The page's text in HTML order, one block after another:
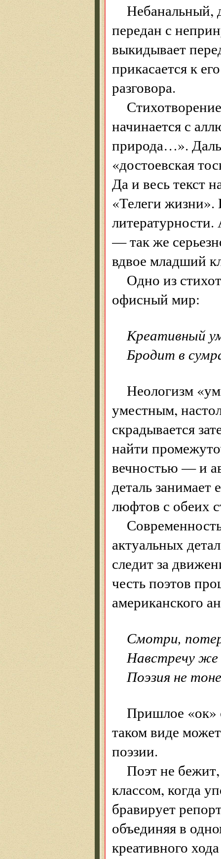
Небанальный,
передан с
выкидывает
прикасается к
разговора.
начинается с
природа…».
«достоевская
Да и весь текст
«Телеги
— так же
вдвое младший
Одно из
офисный мир:
Креативный
Бродит в
Неологизм
уместным,
скрадывается
найти
вечностью — и
деталь занимает
люфтов с обеих
актуальных
следит за
честь поэтов
американского
Смотри,
Навстречу же
Поэзия не
Пришлое
таком виде
поэзии.
Поэт не
классом, когда
бравирует
объединяя в
креативного